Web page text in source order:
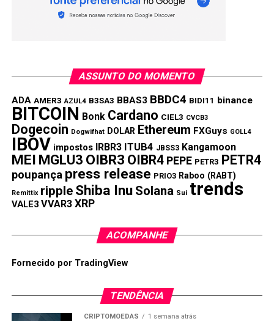
ASSUNTO DO MOMENTO
ADA AMER3 AZUL4 B3SA3 BBAS3 BBDC4 BIDI11 binance
BITCOIN Bonk Cardano CIEL3 CVCB3
Dogecoin Dogwifhat DOLAR Ethereum FXGuys GOLL4
IBOV impostos IRBR3 ITUB4 JBSS3 Kangamoon
MEI MGLU3 OIBR3 OIBR4 PEPE PETR3 PETR4
poupança press release PRIO3 Raboo (RABT)
Remittix ripple Shiba Inu Solana Sui trends
VALE3 VVAR3 XRP
ACOMPANHE
Fornecido por TradingView
TENDÊNCIA
CRIPTOMOEDAS 1 semana atrás